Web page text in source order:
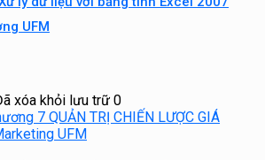
UFM
xóa khỏi lưu trữ 0